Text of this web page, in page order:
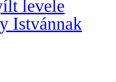
levele
Istvánnak